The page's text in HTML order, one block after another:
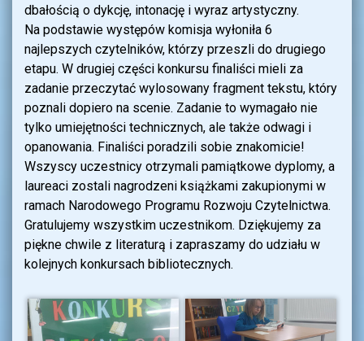
dbałością o dykcję, intonację i wyraz artystyczny.
Na podstawie występów komisja wyłoniła 6
najlepszych czytelników, którzy przeszli do drugiego
etapu. W drugiej części konkursu finaliści mieli za
zadanie przeczytać wylosowany fragment tekstu, który
poznali dopiero na scenie. Zadanie to wymagało nie
tylko umiejętności technicznych, ale także odwagi i
opanowania. Finaliści poradzili sobie znakomicie!
Wszyscy uczestnicy otrzymali pamiątkowe dyplomy, a
laureaci zostali nagrodzeni książkami zakupionymi w
ramach Narodowego Programu Rozwoju Czytelnictwa.
Gratulujemy wszystkim uczestnikom. Dziękujemy za
piękne chwile z literaturą i zapraszamy do udziału w
kolejnych konkursach bibliotecznych.